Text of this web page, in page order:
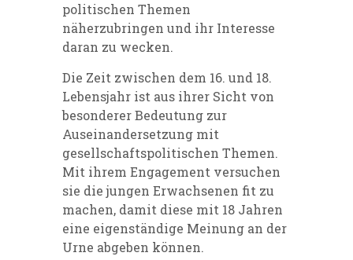
politischen Themen
näherzubringen und ihr Interesse
daran zu wecken.
Die Zeit zwischen dem 16. und 18.
Lebensjahr ist aus ihrer Sicht von
besonderer Bedeutung zur
Auseinandersetzung mit
gesellschaftspolitischen Themen.
Mit ihrem Engagement versuchen
sie die jungen Erwachsenen fit zu
machen, damit diese mit 18 Jahren
eine eigenständige Meinung an der
Urne abgeben können.